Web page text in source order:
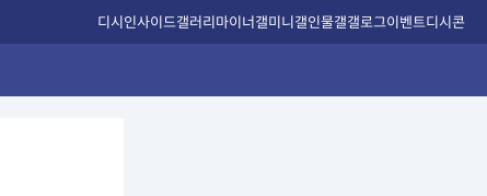
디시인사이드갤러리마이너갤미니갤인물갤갤로그이벤트디시콘